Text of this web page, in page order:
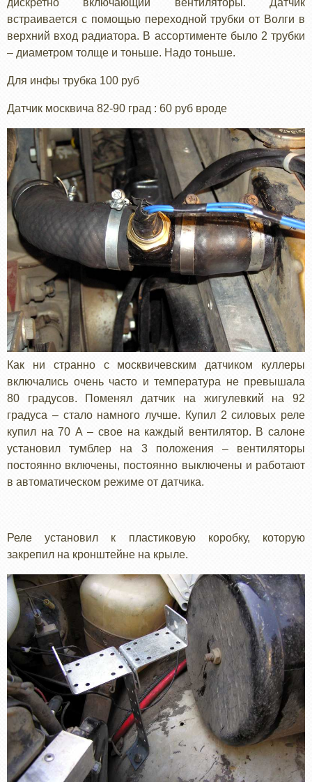
встраивается с помощью переходной трубки от Волги в
верхний вход радиатора. В ассортименте было 2 трубки
– диаметром толще и тоньше. Надо тоньше.
Для инфы трубка 100 руб
Датчик москвича 82-90 град : 60 руб вроде
Как ни странно с москвичевским датчиком куллеры
включались очень часто и температура не превышала
80 градусов. Поменял датчик на жигулевкий на 92
градуса – стало намного лучше. Купил 2 силовых реле
купил на 70 А – свое на каждый вентилятор. В салоне
установил тумблер на 3 положения – вентиляторы
постоянно включены, постоянно выключены и работают
в автоматическом режиме от датчика.
Реле установил к пластиковую коробку, которую
закрепил на кронштейне на крыле.